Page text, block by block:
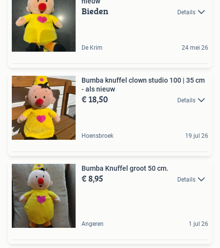
Bieden Details
De Krim 24 mei 26
Bumba knuffel clown studio 100 | 35 cm
- als nieuw
€ 18,50 Details
Hoensbroek 19 jul 26
Bumba Knuffel groot 50 cm.
€ 8,95 Details
Angeren 1 jul 26